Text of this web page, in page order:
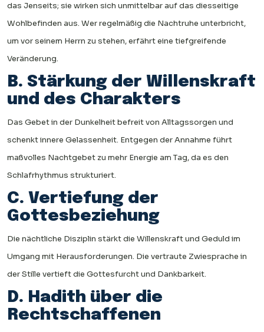
das Jenseits; sie wirken sich unmittelbar auf das diesseitige
Wohlbefinden aus. Wer regelmäßig die Nachtruhe unterbricht,
um vor seinem Herrn zu stehen, erfährt eine tiefgreifende
Veränderung.
B. Stärkung der Willenskraft
und des Charakters
Das Gebet in der Dunkelheit befreit von Alltagssorgen und
schenkt innere Gelassenheit. Entgegen der Annahme führt
maßvolles Nachtgebet zu mehr Energie am Tag, da es den
Schlafrhythmus strukturiert.
C. Vertiefung der
Gottesbeziehung
Die nächtliche Disziplin stärkt die Willenskraft und Geduld im
Umgang mit Herausforderungen. Die vertraute Zwiesprache in
der Stille vertieft die Gottesfurcht und Dankbarkeit.
D. Hadith über die
Rechtschaffenen